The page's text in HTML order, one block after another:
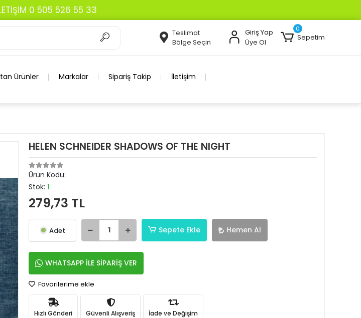
0 505 526 55 33
Teslimat
Bölge Seçin
Giriş Yap
Üye Ol
0
Sepetim
Ürünler Markalar Sipariş Takip İletişim
HELEN SCHNEIDER SHADOWS OF THE NIGHT
Ürün Kodu:
Stok: 1
279,73 TL
Adet Sepete Ekle Hemen Al
WHATSAPP İLE SİPARİŞ VER
Favorilerime ekle
Hızlı Gönderi Güvenli Alışveriş İade ve Değişim